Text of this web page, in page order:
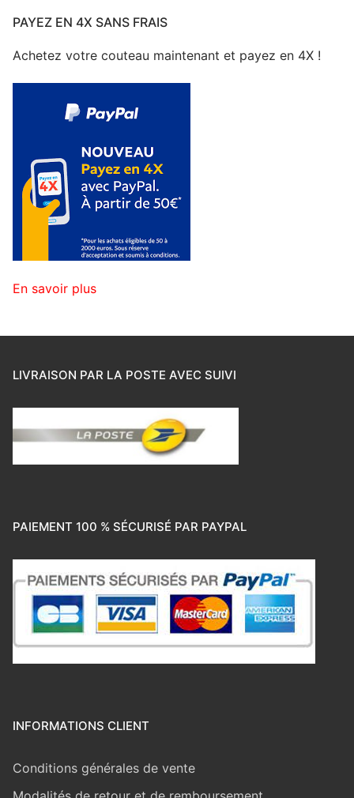
PAYEZ EN 4X SANS FRAIS
Achetez votre couteau maintenant et payez en 4X !
En savoir plus
LIVRAISON PAR LA POSTE AVEC SUIVI
PAIEMENT 100 % SÉCURISÉ PAR PAYPAL
INFORMATIONS CLIENT
Conditions générales de vente